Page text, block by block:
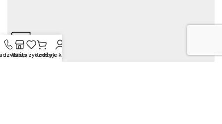
Sklep
Lista życzeń
Koszyk
Moje konto